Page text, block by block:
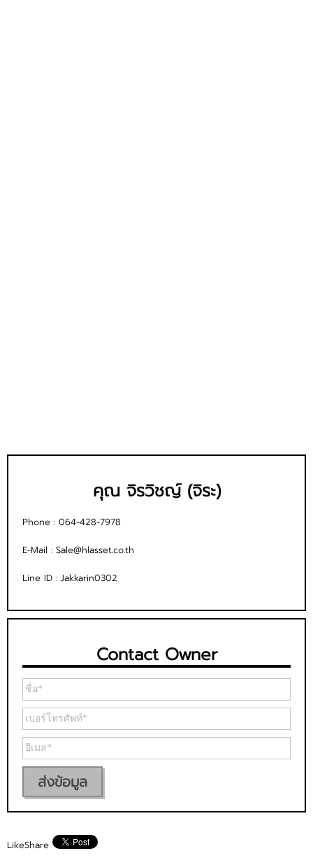
คุณ จิรวิชญ์ (จิระ)
Phone : 064-428-7978
E-Mail : Sale@hlasset.co.th
Line ID : Jakkarin0302
Contact Owner
ส่งข้อมูล
LikeShare